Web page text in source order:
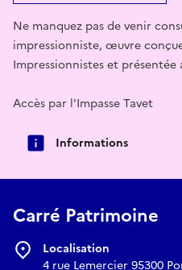
Ne manquez pas de venir
impressionniste, œuvre
Impressionnistes et
Accès par l'Impasse Tavet
Informations
Carré Patrimoine
Localisation
4 rue Lemercier 95300